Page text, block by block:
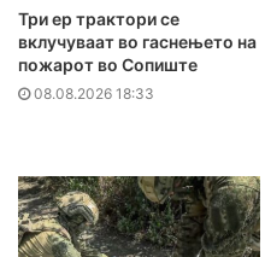
Три ер трактори се
вклучуваат во гаснењето на
пожарот во Сопиште
08.08.2026 18:33